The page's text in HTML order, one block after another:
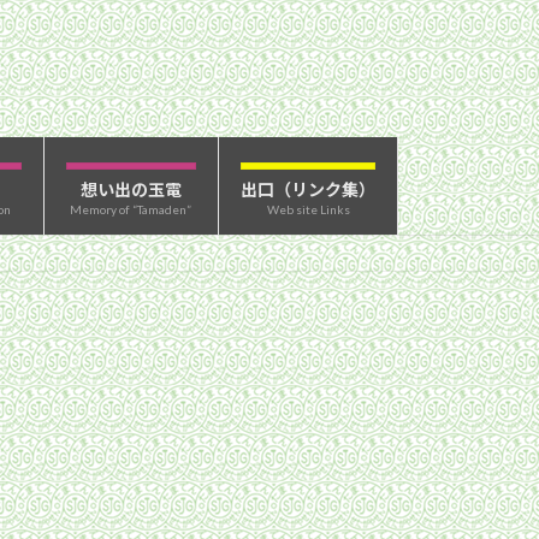
想い出の玉電
Memory of “Tamaden”
出口（リンク集）
Web site Links